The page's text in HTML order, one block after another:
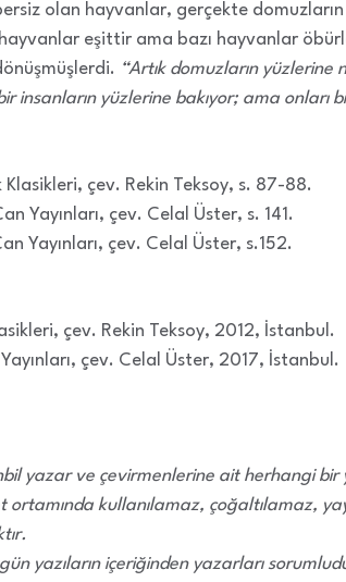
olan hayvanlar, gerçekte domuzların
eşittir ama bazı hayvanlar
“Artık domuzların yüzlerine
insanların yüzlerine bakıyor; ama onları
çev. Rekin Teksoy, s. 87-88.
Yayınları, çev. Celal Üster, s. 141.
Yayınları, çev. Celal Üster, s.152.
çev. Rekin Teksoy, 2012, İstanbul.
çev. Celal Üster, 2017, İstanbul.
yazar ve çevirmenlerine ait herhangi
ortamında kullanılamaz, çoğaltılamaz,
yazıların içeriğinden yazarları